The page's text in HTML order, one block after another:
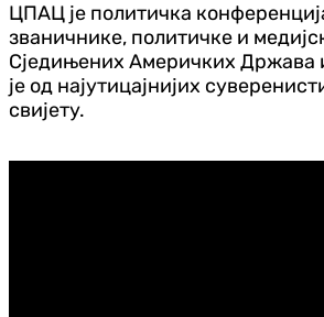
ЦПАЦ је политичка
званичнике, политичке и
Сједињених Америчких Држава
је од најутицајнијих
свијету.